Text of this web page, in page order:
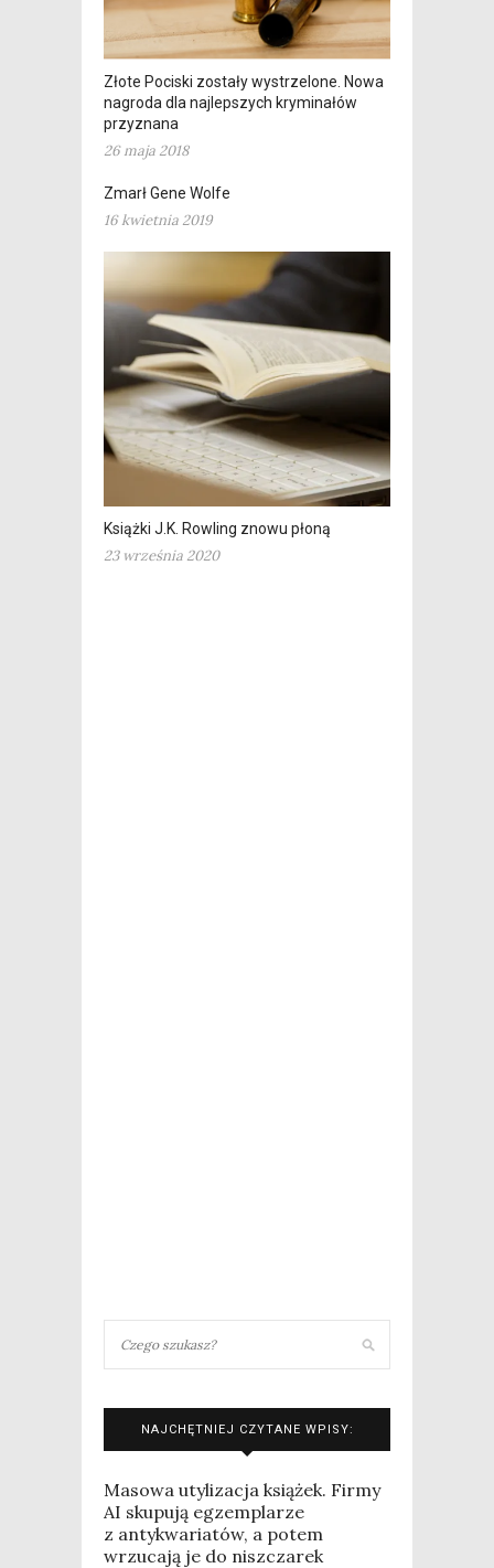
Złote Pociski zostały wystrzelone. Nowa
nagroda dla najlepszych kryminałów
przyznana
26 maja 2018
Zmarł Gene Wolfe
16 kwietnia 2019
Książki J.K. Rowling znowu płoną
23 września 2020
NAJCHĘTNIEJ CZYTANE WPISY:
Masowa utylizacja książek. Firmy
AI skupują egzemplarze
z antykwariatów, a potem
wrzucają je do niszczarek